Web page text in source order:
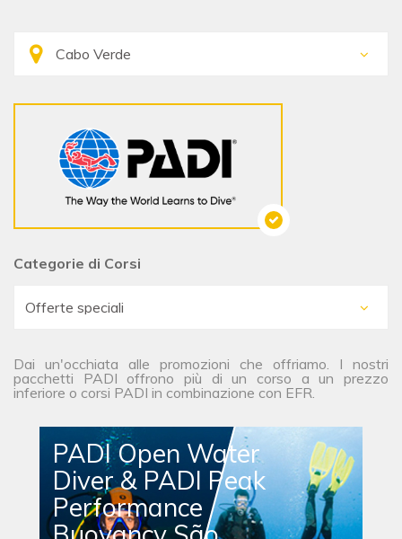
Categorie di Corsi
Dai un'occhiata alle promozioni che offriamo. I nostri
pacchetti PADI offrono più di un corso a un prezzo
inferiore o corsi PADI in combinazione con EFR.
PADI Open Water
Diver & PADI Peak
Performance